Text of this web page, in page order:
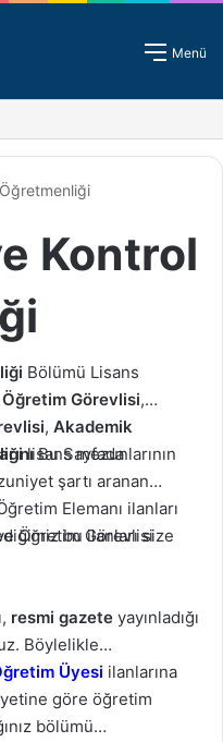
Menü
Kontrol
Bölümü Lisans
Öğretim Görevlisi,
, Akademik
Bu Sayfada
lisans mezunlarının
şartı aranan
Elemanı ilanları
Öğretim Görevlisi
bu ilanları size
resmi gazete yayınladığı
Böylelikle
Üyesi ilanlarına
göre öğretim
bölümü